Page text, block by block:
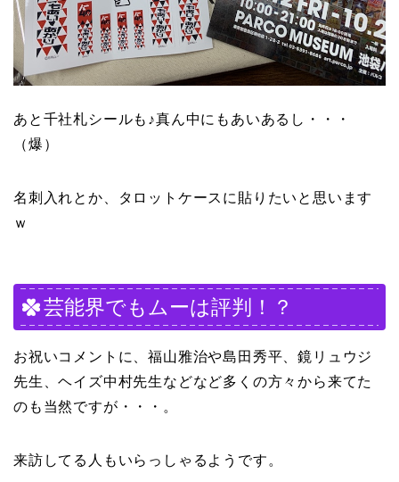
あと千社札シールも♪真ん中にもあいあるし・・・
（爆）
名刺入れとか、タロットケースに貼りたいと思います
ｗ
芸能界でもムーは評判！？
お祝いコメントに、福山雅治や島田秀平、鏡リュウジ
先生、ヘイズ中村先生などなど多くの方々から来てた
のも当然ですが・・・。
来訪してる人もいらっしゃるようです。